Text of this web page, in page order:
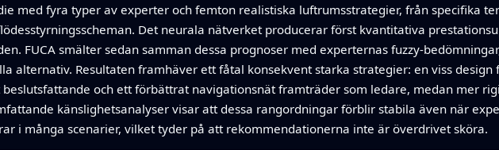
med fyra typer av experter och femton realistiska luftrumsstrategier, från specifika
Det neurala nätverket producerar först kvantitativa
FUCA smälter sedan samman dessa prognoser med experternas fuzzy-
alternativ. Resultaten framhäver ett fåtal konsekvent starka strategier: en viss design
och ett förbättrat navigationsnät framträder som ledare, medan mer
känslighetsanalyser visar att dessa rangordningar förblir stabila även när
i många scenarier, vilket tyder på att rekommendationerna inte är överdrivet sköra.